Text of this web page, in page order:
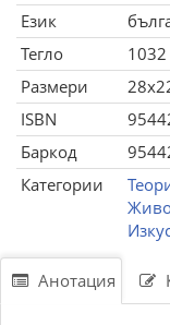
Език
Тегло
1032
Размери
ISBN
Баркод
Категории
Анотация